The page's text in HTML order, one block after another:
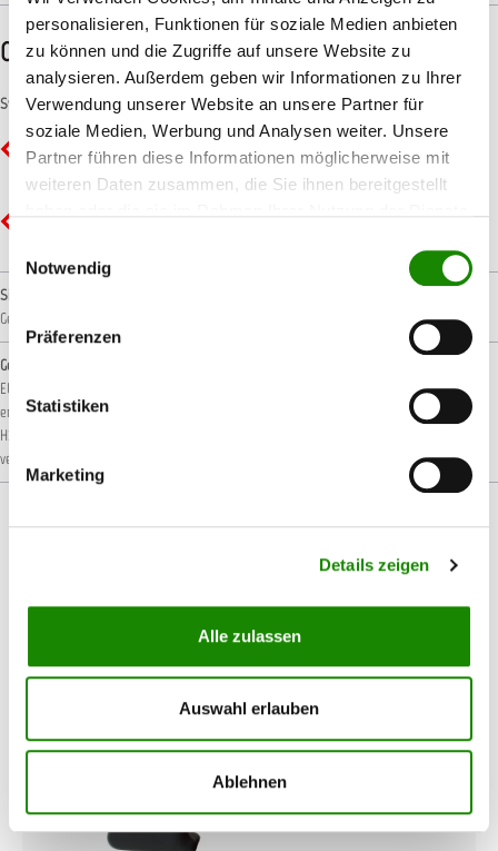
personalisieren, Funktionen für soziale Medien anbieten
zu können und die Zugriffe auf unsere Website zu
analysieren. Außerdem geben wir Informationen zu Ihrer
Verwendung unserer Website an unsere Partner für
soziale Medien, Werbung und Analysen weiter. Unsere
Partner führen diese Informationen möglicherweise mit
weiteren Daten zusammen, die Sie ihnen bereitgestellt
Notwendig
Präferenzen
Statistiken
Marketing
Details zeigen
Alle zulassen
Auswahl erlauben
Ablehnen
CLP-/REACH-Hinweise
Symbole
GHS02 - Flamme: Entzündbar
Signalwort
Gefahr!
Gefahrenhinweise
EUH066: Wiederholter Kontakt kann zu spröder oder rissiger Haut führen.
H222: Extrem
entzündbares Aerosol.
H229: Behälter steht unter Druck: Kann bei Erwärmung bersten.
H319: Verursacht schwere Augenreizung.
verursachen.
H412: Schädlich für Wasserorganismen, mit langfristiger Wirkung.